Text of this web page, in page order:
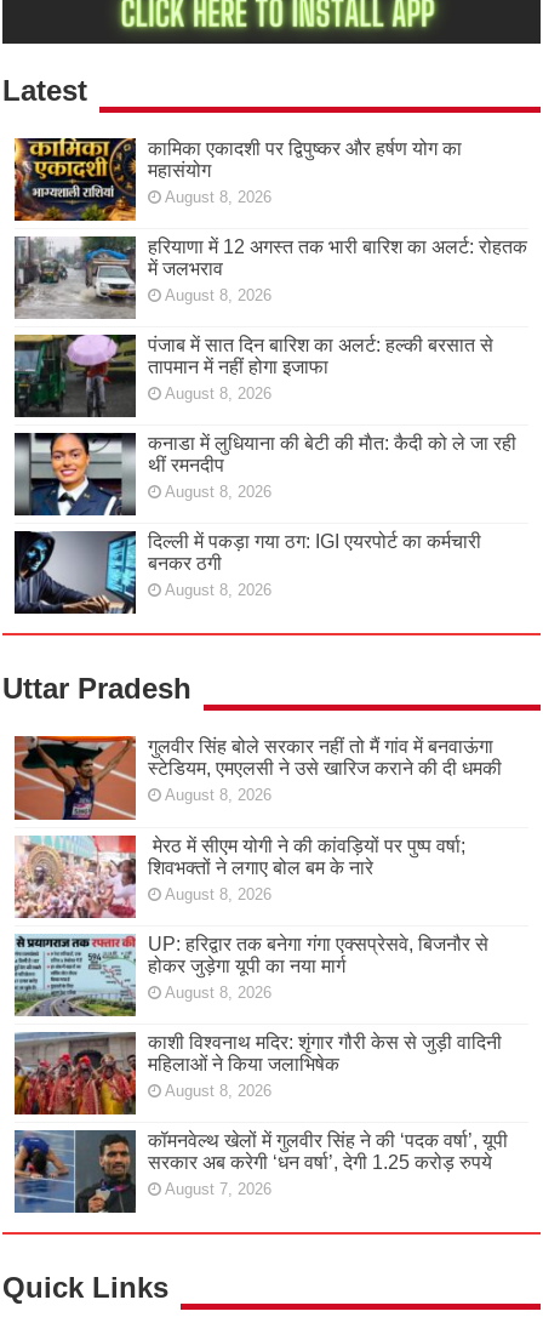
Latest
कामिका एकादशी पर द्विपुष्कर और हर्षण योग का
महासंयोग
August 8, 2026
हरियाणा में 12 अगस्त तक भारी बारिश का अलर्ट: रोहतक
में जलभराव
August 8, 2026
पंजाब में सात दिन बारिश का अलर्ट: हल्की बरसात से
तापमान में नहीं होगा इजाफा
August 8, 2026
कनाडा में लुधियाना की बेटी की माैत: कैदी को ले जा रही
थीं रमनदीप
August 8, 2026
दिल्ली में पकड़ा गया ठग: IGI एयरपोर्ट का कर्मचारी
बनकर ठगी
August 8, 2026
Uttar Pradesh
गुलवीर सिंह बोले सरकार नहीं तो मैं गांव में बनवाऊंगा
स्टेडियम, एमएलसी ने उसे खारिज कराने की दी धमकी
August 8, 2026
मेरठ में सीएम योगी ने की कांवड़ियों पर पुष्प वर्षा;
शिवभक्तों ने लगाए बोल बम के नारे
August 8, 2026
UP: हरिद्वार तक बनेगा गंगा एक्सप्रेसवे, बिजनौर से
होकर जुड़ेगा यूपी का नया मार्ग
August 8, 2026
काशी विश्वनाथ मदिर: शृंगार गौरी केस से जुड़ी वादिनी
महिलाओं ने किया जलाभिषेक
August 8, 2026
कॉमनवेल्थ खेलों में गुलवीर सिंह ने की ‘पदक वर्षा’, यूपी
सरकार अब करेगी ‘धन वर्षा’, देगी 1.25 करोड़ रुपये
August 7, 2026
Quick Links